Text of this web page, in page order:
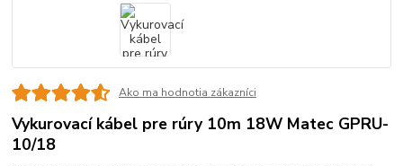
Ako ma hodnotia zákazníci
Vykurovací kábel pre rúry 10m 18W Matec GPRU-
10/18